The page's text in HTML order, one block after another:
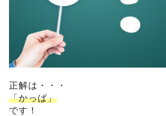
正解は・・・
「かっぱ」
です！